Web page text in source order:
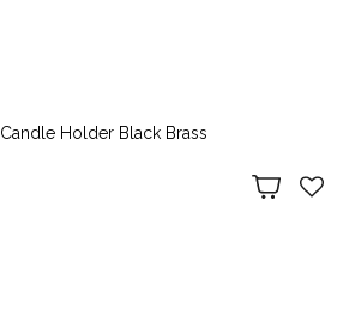
Holder Black Brass